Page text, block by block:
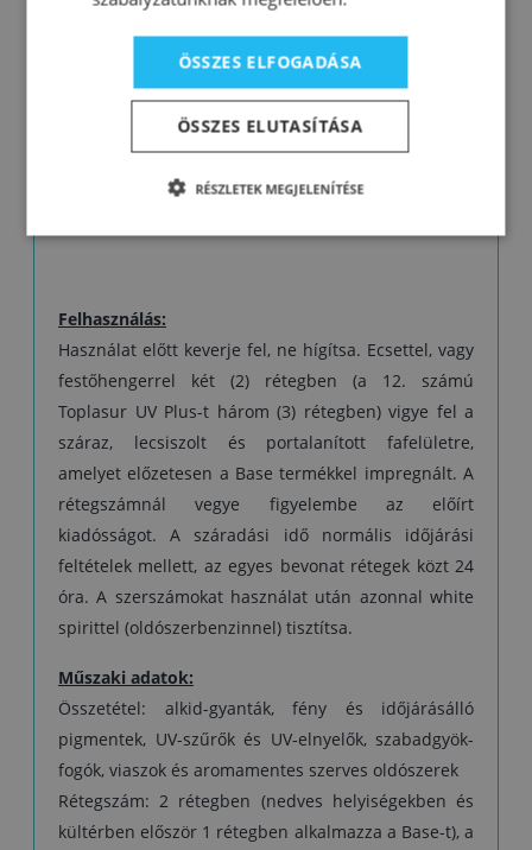
előtt egy héten keresztül hagyjuk száradni.
Figyelmeztetés: A színtelen, 12. számú Toplasur
UV Plus nem alkalmas utolsó bevonatrétegként a
sötét színű lazúrokra, vagy a sötétebb
színárnyalatú fafajtákra, mivel a különleges UV-
szűrők és elnyelők tejszerű külsőt adhatnak a
Felhasználás:
Használat előtt keverje fel, ne hígítsa. Ecsettel, vagy
festőhengerrel két (2) rétegben (a 12. számú
Toplasur UV Plus-t három (3) rétegben) vigye fel a
száraz, lecsiszolt és portalanított fafelületre,
amelyet előzetesen a Base termékkel impregnált. A
rétegszámnál vegye figyelembe az előírt
kiadósságot. A száradási idő normális időjárási
feltételek mellett, az egyes bevonat rétegek közt 24
óra. A szerszámokat használat után azonnal white
spirittel (oldószerbenzinnel) tisztítsa.
Műszaki adatok:
Összetétel: alkid-gyanták, fény és időjárásálló
pigmentek, UV-szűrők és UV-elnyelők, szabadgyök-
fogók, viaszok és aromamentes szerves oldószerek
Rétegszám: 2 rétegben (nedves helyiségekben és
kültérben először 1 rétegben alkalmazza a Base-t), a
ÖSSZES ELFOGADÁSA
ÖSSZES ELUTASÍTÁSA
RÉSZLETEK MEGJELENÍTÉSE